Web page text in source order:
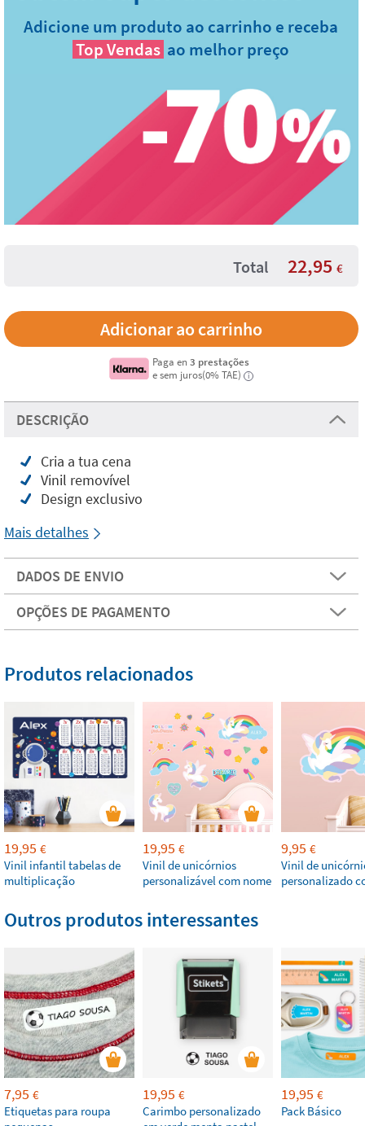
Adicione um produto ao carrinho e receba
Top Vendas ao melhor preço
Total 22,95 €
Paga en3 prestações
e sem juros(0% TAE)
i
DESCRIÇÃO
Cria a tua cena
Vinil removível
Design exclusivo
Mais detalhes
DADOS DE ENVIO
OPÇÕES DE PAGAMENTO
Produtos relacionados
19,95 €
Vinil infantil tabelas de
multiplicação
19,95 €
Vinil de unicórnios
personalizável com nome
9,95 €
Vinil de
personalizado
Outros produtos interessantes
7,95 €
Etiquetas para roupa
19,95 €
Carimbo personalizado
19,95 €
Pack Básico